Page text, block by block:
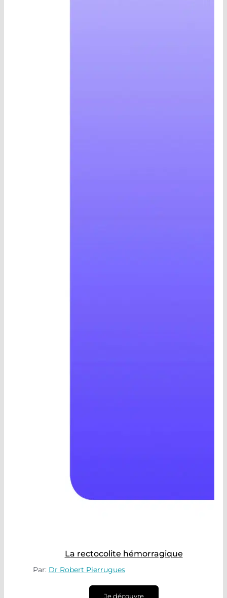
La rectocolite hémorragique
Par: Dr Robert Pierrugues
Je découvre